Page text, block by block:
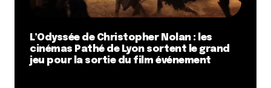
L’Odyssée de Christopher Nolan : les
cinémas Pathé de Lyon sortent le grand
jeu pour la sortie du film événement